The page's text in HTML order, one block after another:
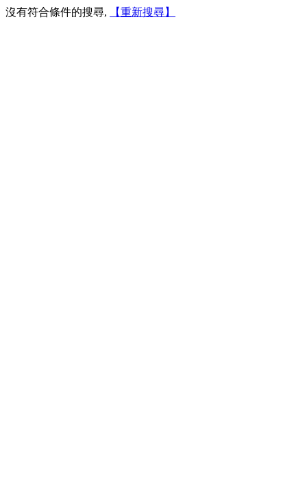
沒有符合條件的搜尋, 【重新搜尋】